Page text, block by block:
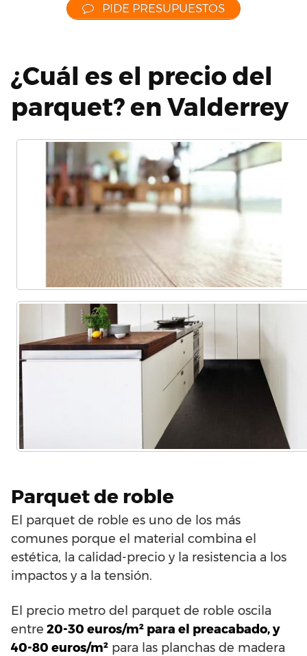
PIDE PRESUPUESTOS
¿Cuál es el precio del
parquet? en Valderrey
Parquet de roble
El parquet de roble es uno de los más
comunes porque el material combina el
estética, la calidad-precio y la resistencia a los
impactos y a la tensión.
El precio metro del parquet de roble oscila
entre 20-30 euros/m² para el preacabado, y
40-80 euros/m² para las planchas de madera